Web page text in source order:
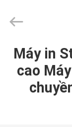
TRANG
CHỦ
2026
Máy in
cao